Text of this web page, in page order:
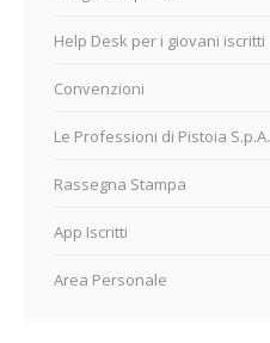
Help Desk per i giovani iscritti
Convenzioni
Le Professioni di Pistoia S.p.A.
Rassegna Stampa
App Iscritti
Area Personale